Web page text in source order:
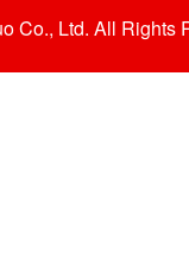
Co., Ltd. All Rights